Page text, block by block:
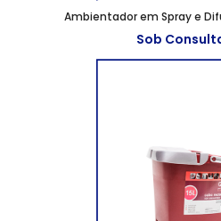
Ambientador em Spray e
Sob